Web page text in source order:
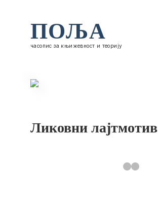
ПОЉА
часопис за књижевност и теорију
Ликовни лајтмотив